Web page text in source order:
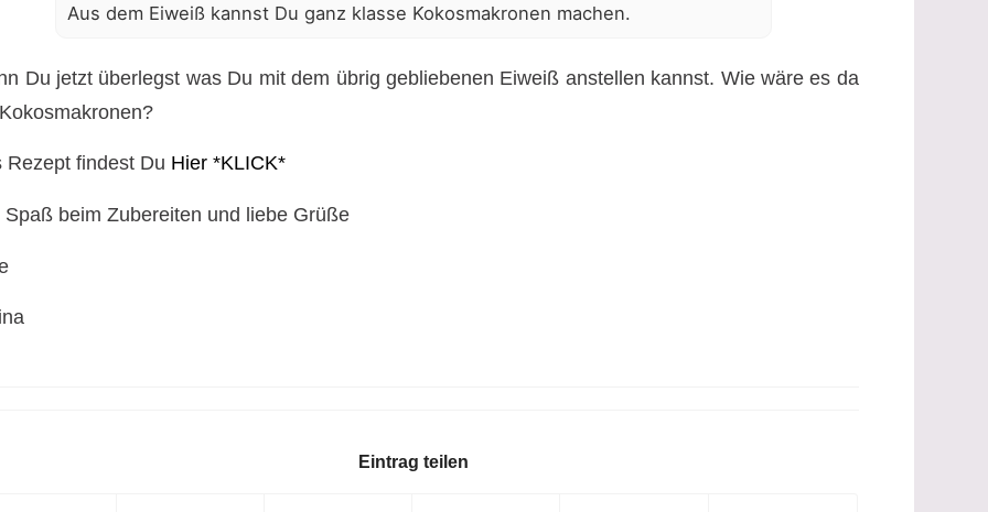
Aus dem Eiweiß kannst Du ganz klasse Kokosmakronen machen.
Du jetzt überlegst was Du mit dem übrig gebliebenen Eiweiß anstellen kannst. Wie wäre es da
Rezept findest Du Hier *KLICK*
Spaß beim Zubereiten und liebe Grüße
Eintrag teilen